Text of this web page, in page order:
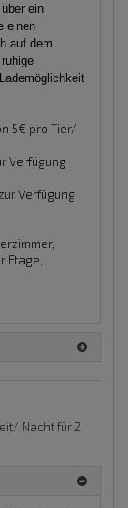
ein
einen
auf dem
5€ pro Tier/
Verfügung
Verfügung
Etage,
Nacht für 2